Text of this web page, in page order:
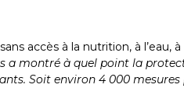
accès à la nutrition, à l’eau,
montré à quel point la
Soit environ 4 000